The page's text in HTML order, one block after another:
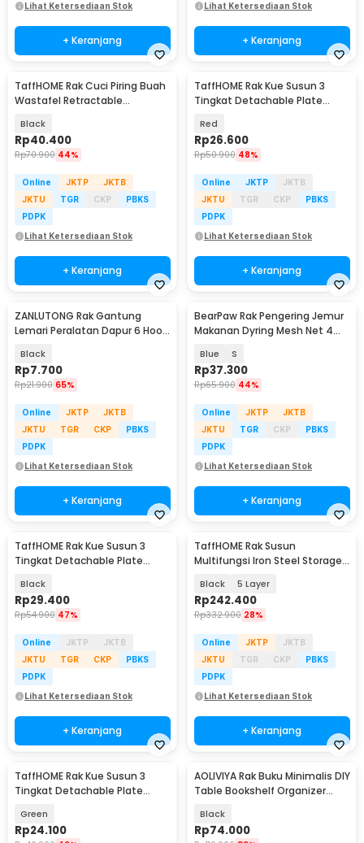
Lihat Ketersediaan Stok
+ Keranjang
Lihat Ketersediaan Stok
+ Keranjang
TaffHOME Rak Cuci Piring Buah
Wastafel Retractable
Black
Rp40.400
Rp70.900 44%
Online JKTP
JKTB
JKTU
TGR CKP
PBKS
PDPK
Lihat Ketersediaan Stok
+ Keranjang
TaffHOME Rak Kue Susun 3
Tingkat Detachable Plate
Red
Rp26.600
Rp50.900 48%
Online JKTP
JKTB
JKTU
TGR CKP
PBKS
PDPK
Lihat Ketersediaan Stok
+ Keranjang
ZANLUTONG Rak Gantung
Lemari Peralatan Dapur 6 Hook
Black
Rp7.700
Rp21.900 65%
Online JKTP
JKTB
JKTU
TGR CKP
PBKS
PDPK
Lihat Ketersediaan Stok
+ Keranjang
BearPaw Rak Pengering Jemur
Makanan Dyring Mesh Net 4
Blue S
Rp37.300
Rp65.900 44%
Online JKTP
JKTB
JKTU
TGR CKP
PBKS
PDPK
Lihat Ketersediaan Stok
+ Keranjang
TaffHOME Rak Kue Susun 3
Tingkat Detachable Plate
Black
Rp29.400
Rp54.900 47%
Online JKTP
JKTB
JKTU
TGR CKP
PBKS
PDPK
Lihat Ketersediaan Stok
+ Keranjang
TaffHOME Rak Susun
Multifungsi Iron Steel Storage
Black 5 Layer
Rp242.400
Rp332.900 28%
Online JKTP
JKTB
JKTU
TGR CKP
PBKS
PDPK
Lihat Ketersediaan Stok
+ Keranjang
TaffHOME Rak Kue Susun 3
Tingkat Detachable Plate
Green
Rp24.100
AOLIVIYA Rak Buku Minimalis DIY
Table Bookshelf Organizer
Black
Rp74.000